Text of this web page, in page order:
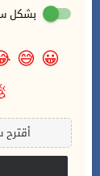
بشكل
😀
😅